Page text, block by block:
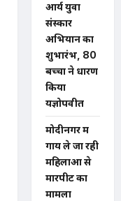
आर्य युवा
संस्कार
अभियान का
शुभारंभ, 80
बच्चों ने धारण
किया
यज्ञोपवीत
मोदीनगर में
गाय ले जा रही
महिलाओं से
मारपीट का
मामला